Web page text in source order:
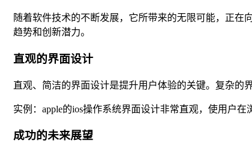
随着软件技术的不断发展，它所带来的无限可能，正在
趋势和创新潜力。
直观的界面设计
直观、简洁的界面设计是提升用户体验的关键。复杂的
实例：apple的ios操作系统界面设计非常直观，使用户
成功的未来展望